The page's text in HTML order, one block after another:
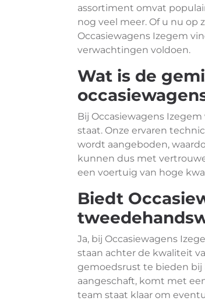
assortiment omvat
nog veel meer. Of u nu op
Occasiewagens Izegem
verwachtingen voldoen.
Wat is de
Bij Occasiewagens
staat. Onze ervaren
wordt aangeboden,
kunnen dus met
een voertuig van hoge
Biedt
Ja, bij Occasiewagens
staan achter de kwaliteit
gemoedsrust te bieden bij
aangeschaft, komt met
team staat klaar om